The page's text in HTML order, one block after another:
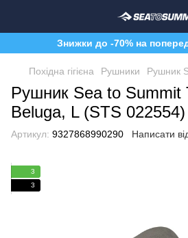
Знижки до -70% на
Похідна гігієна Рушники Рушник
Рушник Sea to Summit
Beluga, L (STS 022554)
Артикул: 9327868990290 Написати
3
3